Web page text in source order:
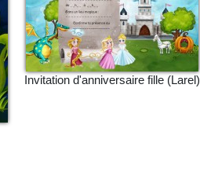
Invitation d'anniversaire fille (Larel)